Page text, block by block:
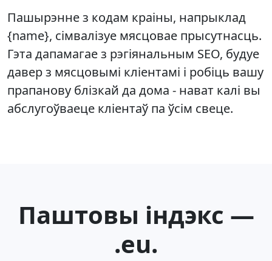
Пашырэнне з кодам краіны, напрыклад
{name}, сімвалізуе мясцовае прысутнасць.
Гэта дапамагае з рэгіянальным SEO, будуе
давер з мясцовымі кліентамі і робіць вашу
прапанову блізкай да дома - нават калі вы
абслугоўваеце кліентаў па ўсім свеце.
Паштовы індэкс —
.eu.